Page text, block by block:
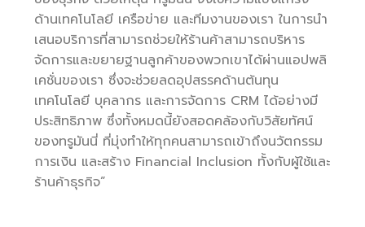
ด้านเทคโนโลยี เครือข่าย และทีมงานของเรา ในการนำ
เสนอบริการที่สามารถช่วยให้ร้านค้าสามารถบริหาร
จัดการและขยายฐานลูกค้าของพวกเขาได้ผ่านแอปพลิ
เคชั่นของเรา ซึ่งจะช่วยลดอุปสรรคด้านต้นทุน
เทคโนโลยี บุคลากร และการจัดการ CRM ได้อย่างมี
ประสิทธิภาพ ซึ่งทั้งหมดนี้ยังสอดคล้องกับวิสัยทัศน์
ของทรูมันนี่ ที่มุ่งทำให้ทุกคนสามารถเข้าถึงนวัตกรรม
การเงิน และสร้าง Financial Inclusion ทั้งกับผู้ใช้และ
ร้านค้าธุรกิจ”